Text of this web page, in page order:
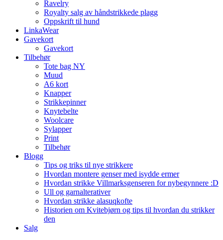
Ravelry
Royalty salg av håndstrikkede plagg
Oppskrift til hund
LinkaWear
Gavekort
Gavekort
Tilbehør
Tote bag NY
Muud
A6 kort
Knapper
Strikkepinner
Knytebelte
Woolcare
Sylapper
Print
Tilbehør
Blogg
Tips og triks til nye strikkere
Hvordan montere genser med isydde ermer
Hvordan strikke Villmarksgenseren for nybegynnere :D
Ull og garnalterativer
Hvordan strikke alasuqkofte
Historien om Kvitebjørn og tips til hvordan du strikker
den
Salg